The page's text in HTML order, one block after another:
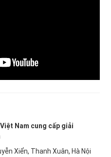
Nam cung cấp giải
Xiển, Thanh Xuân, Hà Nội